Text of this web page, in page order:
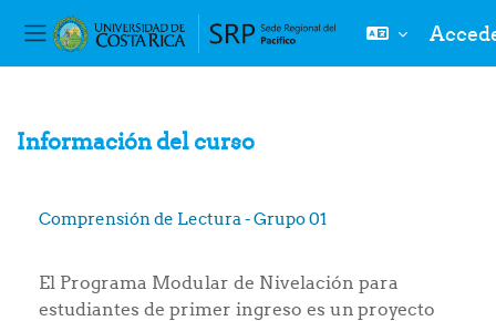
Panel lateral
Información del curso
Comprensión de Lectura - Grupo 01
El Programa Modular de Nivelación para
estudiantes de primer ingreso es un proyecto